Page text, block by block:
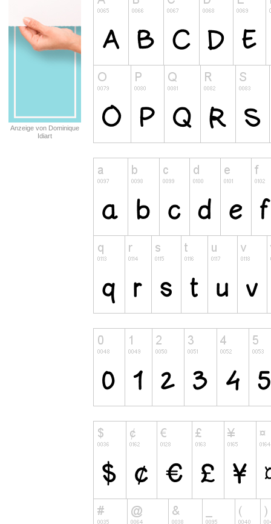
Anzeige von Dominique
Idiart